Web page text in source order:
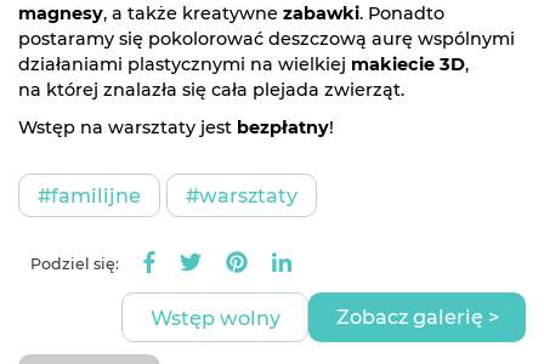
magnesy, a także kreatywne zabawki. Ponadto
postaramy się pokolorować deszczową aurę wspólnymi
działaniami plastycznymi na wielkiej makiecie 3D,
na której znalazła się cała plejada zwierząt.
Wstęp na warsztaty jest bezpłatny!
#familijne #warsztaty
Podziel się:
Wstęp wolny Zobacz galerię >